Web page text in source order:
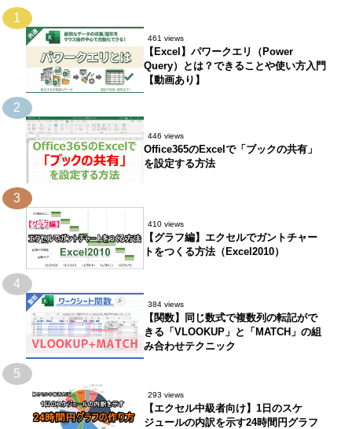
1
461 views
【Excel】パワークエリ（Power
Query）とは？できることや使い方入門
【動画あり】
2
446 views
Office365のExcelで「ブックの共有」
を設定する方法
3
410 views
【グラフ編】エクセルでガントチャー
トをつくる方法（Excel2010）
4
384 views
【関数】同じ数式で複数列の転記がで
きる「VLOOKUP」と「MATCH」の組
み合わせテクニック
5
293 views
【エクセル中級者向け】1日のスケ
ジュールの内訳を示す24時間円グラフ